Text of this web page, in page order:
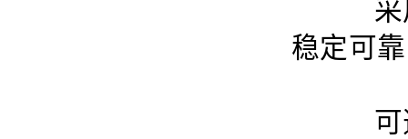
采用
稳定可靠
可选